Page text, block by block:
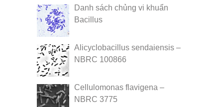
Danh sách chủng vi khuẩn
Bacillus
Alicyclobacillus sendaiensis –
NBRC 100866
Cellulomonas flavigena –
NBRC 3775